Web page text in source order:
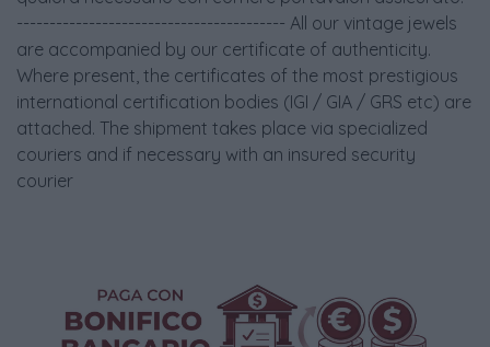
----------------------------------------- All our vintage jewels
are accompanied by our certificate of authenticity.
Where present, the certificates of the most prestigious
international certification bodies (IGI / GIA / GRS etc) are
attached. The shipment takes place via specialized
couriers and if necessary with an insured security
courier